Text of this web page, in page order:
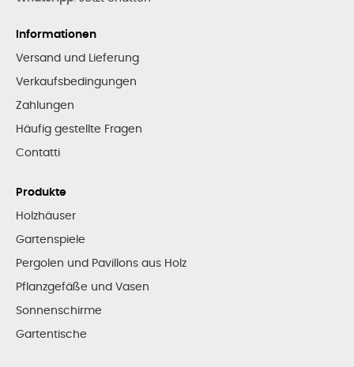
Informationen
Versand und Lieferung
Verkaufsbedingungen
Zahlungen
Häufig gestellte Fragen
Contatti
Produkte
Holzhäuser
Gartenspiele
Pergolen und Pavillons aus Holz
Pflanzgefäße und Vasen
Sonnenschirme
Gartentische